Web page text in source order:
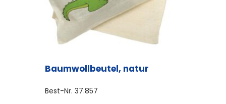
Produktseite
gewählt
Baumwollbeutel, natur
Best-Nr. 37.857